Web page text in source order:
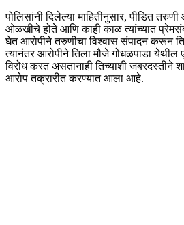
पोलिसांनी दिलेल्या माहितीनुसार, पीडित
ओळखीचे होते आणि काही काळ त्यांच्यात
घेत आरोपीने तरुणीचा विश्वास संपादन करून
त्यानंतर आरोपीने तिला मौजे गोंधळपाडा
विरोध करत असतानाही तिच्याशी जबरदस्तीने
आरोप तक्रारीत करण्यात आला आहे.